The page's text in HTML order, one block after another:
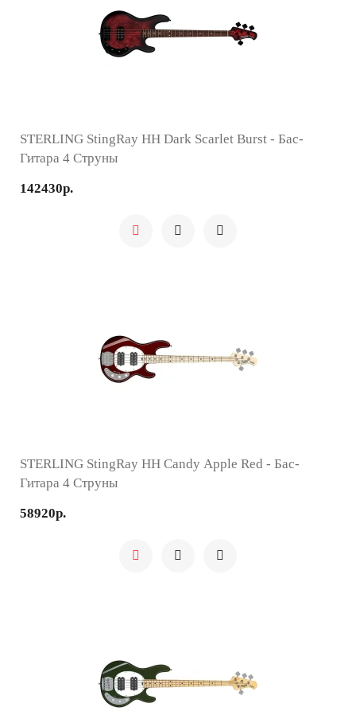
STERLING StingRay HH Dark Scarlet Burst - Бас-
Гитара 4 Струны
142430р.
STERLING StingRay HH Candy Apple Red - Бас-
Гитара 4 Струны
58920р.